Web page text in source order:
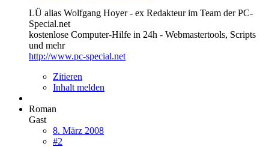
LÜ alias Wolfgang Hoyer - ex Redakteur im Team der PC-
Special.net
kostenlose Computer-Hilfe in 24h - Webmastertools, Scripts
und mehr
http://www.pc-special.net
Zitieren
Inhalt melden
Roman
Gast
8. März 2008
#2